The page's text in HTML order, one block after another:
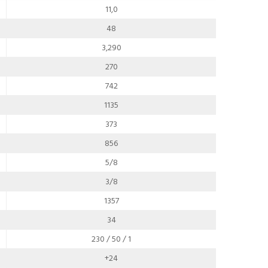
11,0
48
3,290
270
742
1135
373
856
5/8
3/8
1357
34
230 / 50 / 1
+24